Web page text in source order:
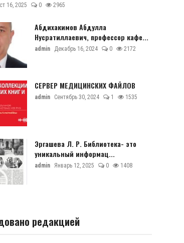
16, 2025 0 2965
Абдихакимов Абдулла
Нусратиллаевич, профессор кафе...
admin Декабрь 16, 2024 0 2172
СЕРВЕР МЕДИЦИНСКИХ ФАЙЛОВ
admin Сентябрь 30, 2024 1 1535
Эргашева Л. Р. Библиотека- это
уникальный информац...
admin Январь 12, 2025 0 1408
редакцией